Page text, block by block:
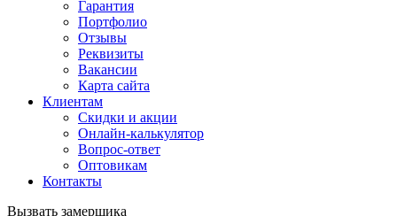
Гарантия
Портфолио
Отзывы
Реквизиты
Вакансии
Карта сайта
Клиентам
Скидки и акции
Онлайн-калькулятор
Вопрос-ответ
Оптовикам
Контакты
Вызвать замерщика